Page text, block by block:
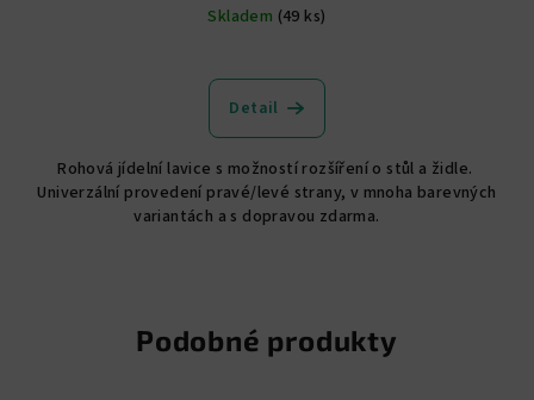
Skladem (49 ks)
hodnocení
produktu
z
5
hvězdiček.
Detail
Rohová jídelní lavice s možností rozšíření o stůl a židle.
Univerzální provedení pravé/levé strany, v mnoha barevných
variantách a s dopravou zdarma.
Podobné produkty